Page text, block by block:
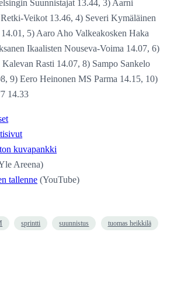
Suunnistajat 13.44, 3) Aarni
Veikot 13.46, 4) Severi Kymäläinen
5) Aaro Aho Valkeakosken Haka
Ikaalisten Nouseva-Voima 14.07, 6)
Rasti 14.07, 8) Sampo Sankelo
9) Eero Heinonen MS Parma 14.15, 10)
14.33
kuvapankki
Areena)
tallenne (YouTube)
sprintti suunnistus tuomas heikkilä